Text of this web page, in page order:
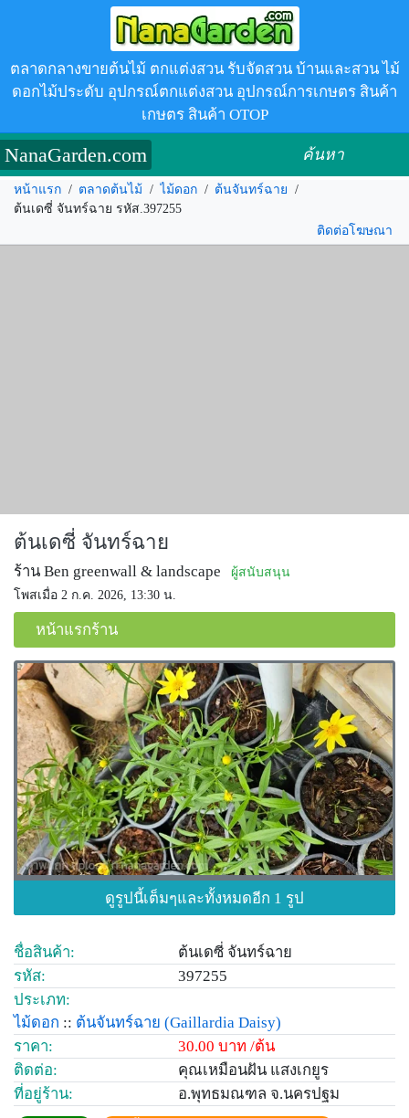
ตลาดกลางขายต้นไม้ ตกแต่งสวน รับจัดสวน บ้านและสวน ไม้
ดอกไม้ประดับ อุปกรณ์ตกแต่งสวน อุปกรณ์การเกษตร สินค้า
เกษตร สินค้า OTOP
NanaGarden.com ค้นหา
หน้าแรก / ตลาดต้นไม้ / ไม้ดอก / ต้นจันทร์ฉาย /
ต้นเดซี่ จันทร์ฉาย รหัส.397255
ติดต่อโฆษณา
ต้นเดซี่ จันทร์ฉาย
ร้าน Ben greenwall & landscape
ผู้สนับสนุน
โพสเมื่อ 2 ก.ค. 2026, 13:30 น.
หน้าแรกร้าน
ดูรูปนี้เต็มๆและทั้งหมดอีก 1 รูป
ชื่อสินค้า:
ต้นเดซี่ จันทร์ฉาย
รหัส:
397255
ประเภท:
ไม้ดอก :: ต้นจันทร์ฉาย (Gaillardia Daisy)
ราคา:
30.00 บาท /ต้น
ติดต่อ:
คุณเหมือนฝัน แสงเกยูร
ที่อยู่ร้าน:
อ.พุทธมณฑล จ.นครปฐม